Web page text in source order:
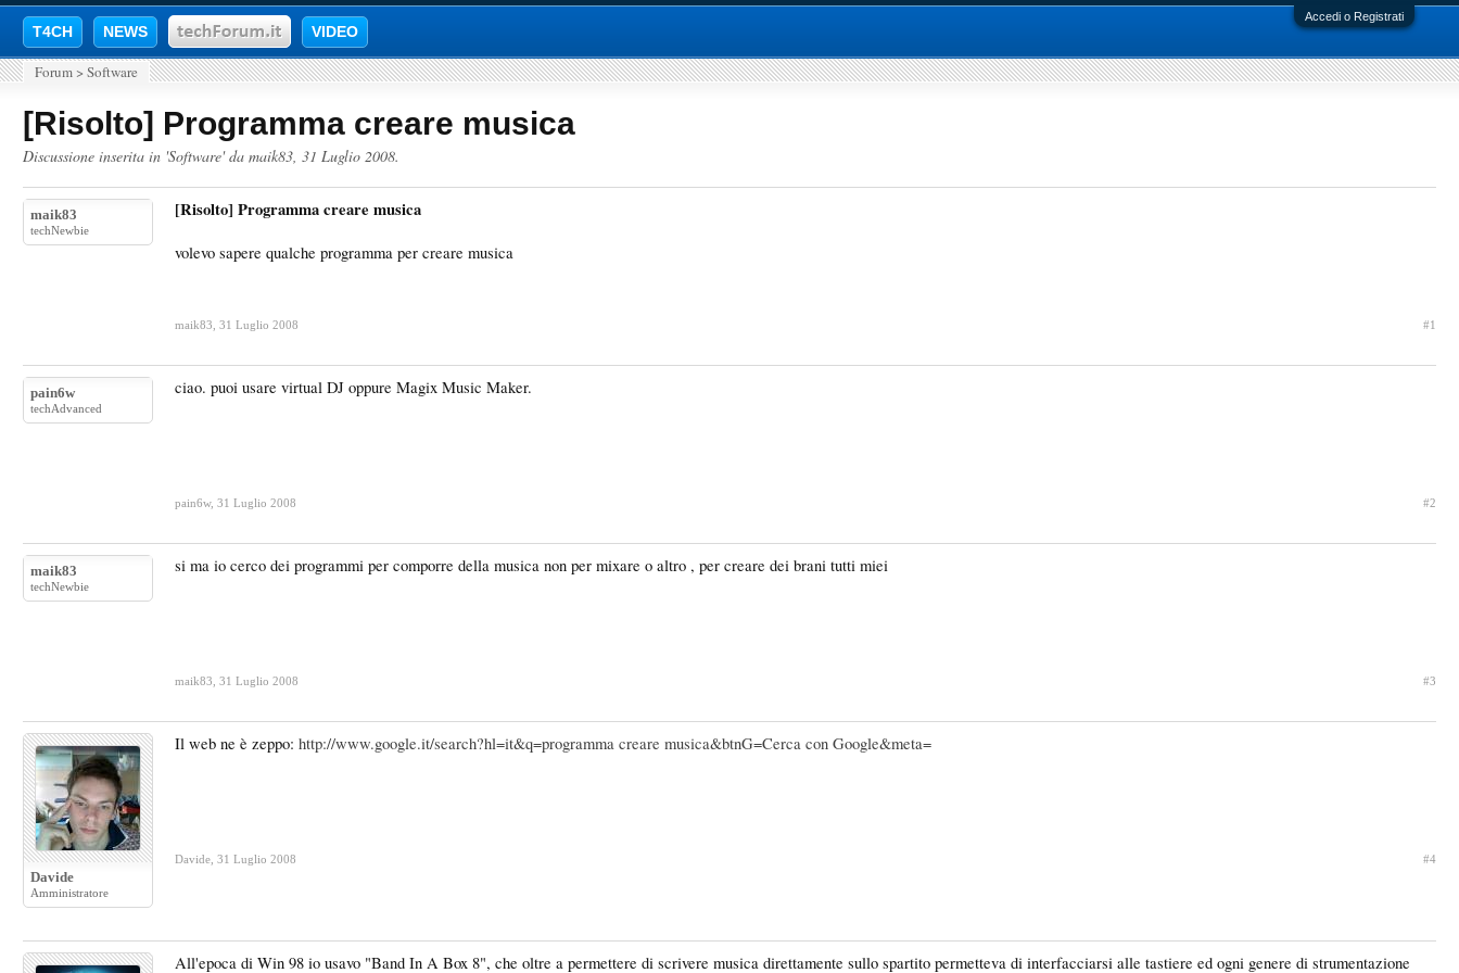
Accedi o Registrati
T4CH NEWS VIDEO
Forum > Software
[Risolto] Programma creare musica
Discussione inserita in 'Software' da maik83, 31 Luglio 2008.
maik83
techNewbie
[Risolto] Programma creare musica
volevo sapere qualche programma per creare musica
maik83 31 Luglio 2008 #1
pain6w
techAdvanced
ciao. puoi usare virtual DJ oppure Magix Music Maker.
pain6w, 31 Luglio 2008 #2
maik83
techNewbie
si ma io cerco dei programmi per comporre della musica non per mixare o altro , per creare dei brani tutti miei
maik83 31 Luglio 2008 #3
Davide
Amministratore
Il web ne è zeppo: http://www.google.it/search?hl=it&q=programma creare musica&btnG=Cerca con Google&meta=
Davide 31 Luglio 2008 #4
All'epoca di Win 98 io usavo "Band In A Box 8", che oltre a permettere di scrivere musica direttamente sullo spartito permetteva di interfacciarsi alle tastiere ed ogni genere di strumentazione